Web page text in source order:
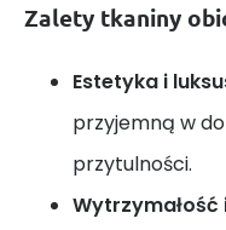
Zalety tkaniny
Estetyka i
przyjemną w
przytulności.
Wytrzymałość